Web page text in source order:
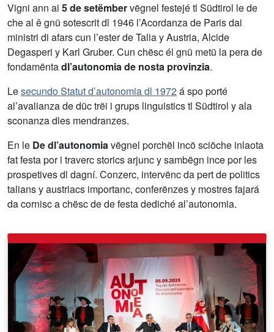
Vigni ann ai 5 de setëmbervëgnel festejé tl Südtirol le de
che al ê gnü sotescrit dl 1946 l’Acordanza de Paris dai
ministri di afars cun l’ester de Talia y Austria, Alcide
Degasperi y Karl Gruber. Cun chësc él gnü metü la pera de
fondamëntadl’autonomia de nosta provinzia.
Lesecundo Statut d’autonomia dl 1972á spo porté
al’avalianza de düc trëi i grups linguistics tl Südtirol y ala
sconanza dles mendranzes.
En le De dl’autonomiavëgnel porchël incö sciöche inlaota
fat festa por i traverc storics arjunc y sambëgn ince por les
prospetives dl dagní. Conzerc, intervënc da pert de politics
talians y austriacs importanc, conferënzes y mostres fajará
da cornisc a chësc de de festa dediché al’autonomia.